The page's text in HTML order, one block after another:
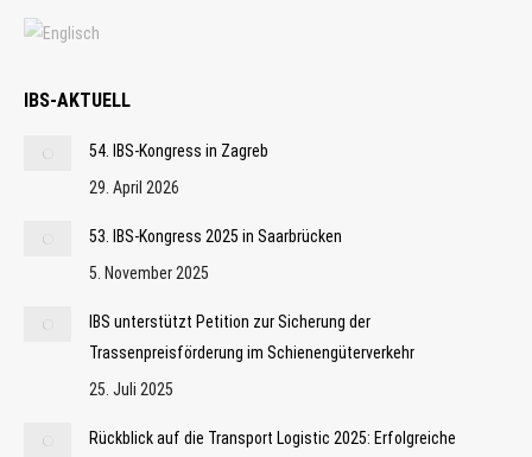
IBS-AKTUELL
54. IBS-Kongress in Zagreb
29. April 2026
53. IBS-Kongress 2025 in Saarbrücken
5. November 2025
IBS unterstützt Petition zur Sicherung der
Trassenpreisförderung im Schienengüterverkehr
25. Juli 2025
Rückblick auf die Transport Logistic 2025: Erfolgreiche